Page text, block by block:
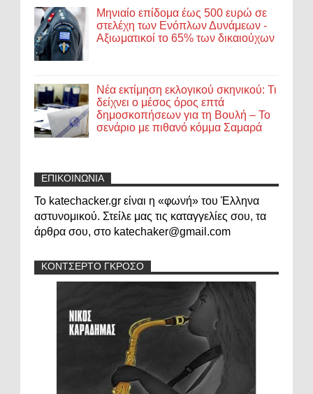
Μηνιαίο επίδομα έως 500 ευρώ σε
στελέχη των Ενόπλων Δυνάμεων -
Αξιωματικοί το 65% των δικαιούχων
Νέα εκτίμηση εκλογικού σκηνικού: Τι
δείχνει ο μέσος όρος επτά
δημοσκοπήσεων για τη Βουλή – Το
σενάριο με πιθανό κόμμα Σαμαρά
ΕΠΙΚΟΙΝΩΝΙΑ
Το katechacker.gr είναι η «φωνή» του Έλληνα
αστυνομικού. Στείλε μας τις καταγγελίες σου, τα
άρθρα σου, στο katechaker@gmail.com
ΚΟΝΤΣΕΡΤΟ ΓΚΡΟΣΟ